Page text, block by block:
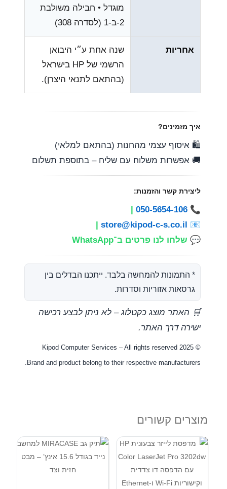
מוגדל • חבילה משולבת
2-ב-1 (לסדרה 308)
אחריות
שנה אחת ע״י היבואן
הרשמי של HP בישראל
(בהתאם לתנאי היצרן).
איך מזמינים?
🛍️ איסוף עצמי מהחנות (בהתאם למלאי)
🚚 אפשרות משלוח עם שליח – בתוספת תשלום
ליצירת קשר והזמנות:
📞
050-5654-106
|
📧
store@kipod-c-s.co.il
|
💬 שלחו לנו פרטים ב־WhatsApp
* התמונות להמחשה בלבד. ייתכנו הבדלים בין
גרסאות אזוריות וסדרות.
🛒 האתר מוצג כקטלוג – לא ניתן לבצע רכישה
ישירה דרך האתר.
© Kipod Computer Services – All rights reserved 2025
Brand and product belong to their respective manufacturers.
מוצרים קשורים